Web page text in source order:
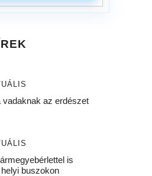
vadaknak az erdészet
is
buszokon